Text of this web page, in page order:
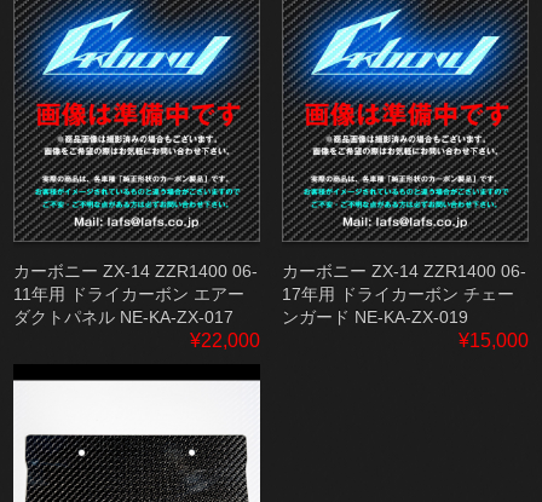
カーボニー ZX-14 ZZR1400 06-
11年用 ドライカーボン エアー
ダクトパネル NE-KA-ZX-017
¥22,000
カーボニー ZX-14 ZZR1400 06-
17年用 ドライカーボン チェー
ンガード NE-KA-ZX-019
¥15,000